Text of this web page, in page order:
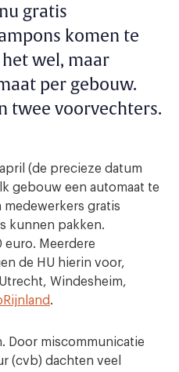
gratis
komen te
wel, maar
per gebouw.
twee voorvechters.
(de precieze datum
gebouw een automaat te
medewerkers gratis
kunnen pakken.
euro. Meerdere
de HU hierin voor,
Windesheim,
.
Door miscommunicatie
(cvb) dachten veel